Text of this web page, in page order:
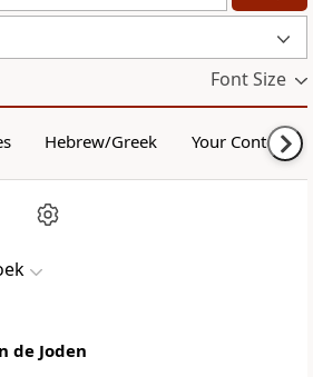
Font Size
Hebrew/Greek Your Content
de Joden